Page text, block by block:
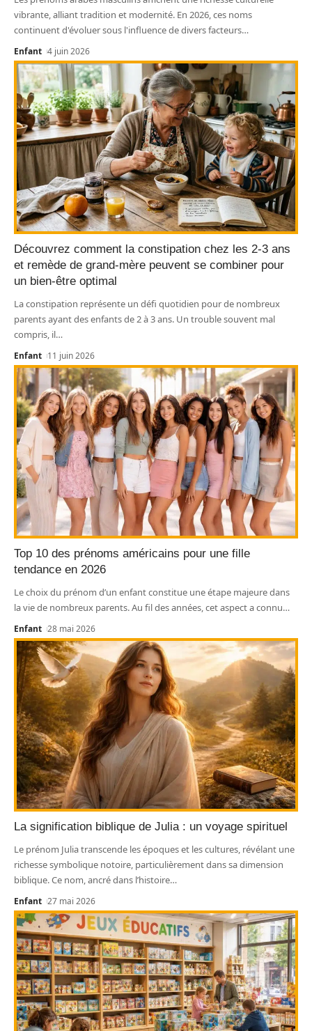
vibrante, alliant tradition et modernité. En 2026, ces noms
continuent d'évoluer sous l'influence de divers facteurs…
Enfant 4 juin 2026
Découvrez comment la constipation chez les 2-3 ans
et remède de grand-mère peuvent se combiner pour
un bien-être optimal
La constipation représente un défi quotidien pour de nombreux
parents ayant des enfants de 2 à 3 ans. Un trouble souvent mal
compris, il…
Enfant 11 juin 2026
Top 10 des prénoms américains pour une fille
tendance en 2026
Le choix du prénom d’un enfant constitue une étape majeure dans
la vie de nombreux parents. Au fil des années, cet aspect a connu…
Enfant 28 mai 2026
La signification biblique de Julia : un voyage spirituel
Le prénom Julia transcende les époques et les cultures, révélant une
richesse symbolique notoire, particulièrement dans sa dimension
biblique. Ce nom, ancré dans l’histoire…
Enfant 27 mai 2026